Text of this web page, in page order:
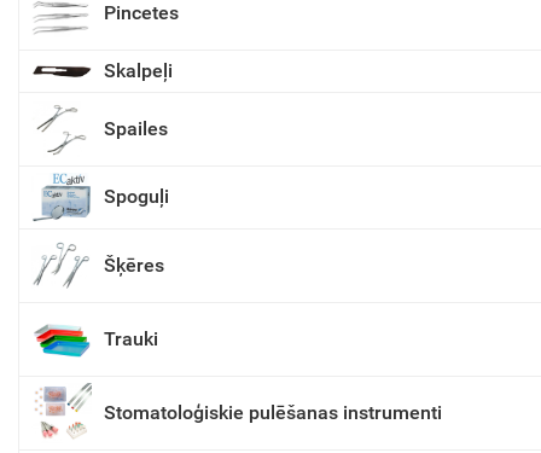
Pincetes
Skalpeļi
Spailes
Spoguļi
Šķēres
Trauki
Stomatoloģiskie pulēšanas instrumenti